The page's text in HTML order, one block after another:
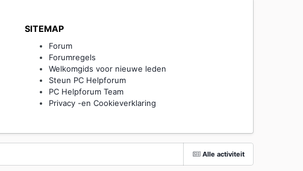
SITEMAP
Forum
Forumregels
Welkomgids voor nieuwe leden
Steun PC Helpforum
PC Helpforum Team
Privacy -en Cookieverklaring
Alle activiteit